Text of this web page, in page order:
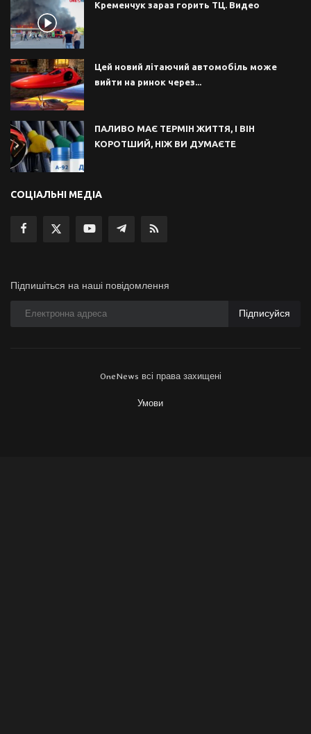
Кременчук зараз горить ТЦ. Видео
Цей новий літаючий автомобіль може
вийти на ринок через...
ПАЛИВО МАЄ ТЕРМІН ЖИТТЯ, І ВІН
КОРОТШИЙ, НІЖ ВИ ДУМАЄТЕ
СОЦІАЛЬНІ МЕДІА
Підпишіться на наші повідомлення
Підписуйся
OneNews всі права захищені
Умови